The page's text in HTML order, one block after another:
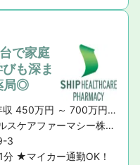
職活動をしなくていい
で家庭
も深ま
局◎
◆月給 300,000円 ～ ◆想定年収 450万円 ～ 700万円 ※ご経験や前職の給与を考慮の上、決定いたします。 ◆昇給・賞与 ・昇給： あり ・賞与： あり（年2回）
リリィ薬局 西根店 （シップヘルスケアファーマシー株式会社）
3
分 ★マイカー通勤OK！